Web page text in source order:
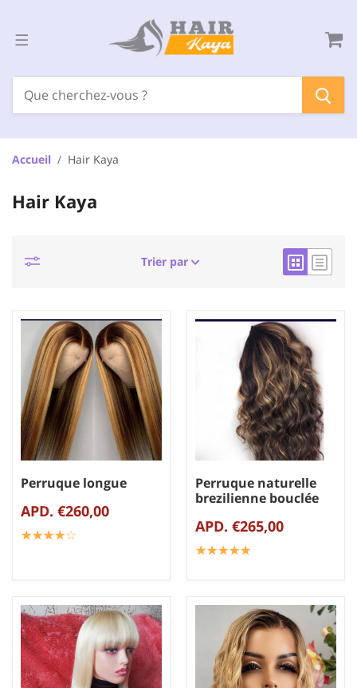
Accueil Hair Kaya
Hair Kaya
Trier par
Perruque longue
APD. €260,00
☆☆☆☆☆
★★★★★
Perruque naturelle
brezilienne bouclée
APD. €265,00
☆☆☆☆☆
★★★★★